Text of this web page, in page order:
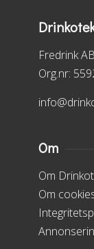
Fredrink AB
Org.nr:
Om
Om
Om